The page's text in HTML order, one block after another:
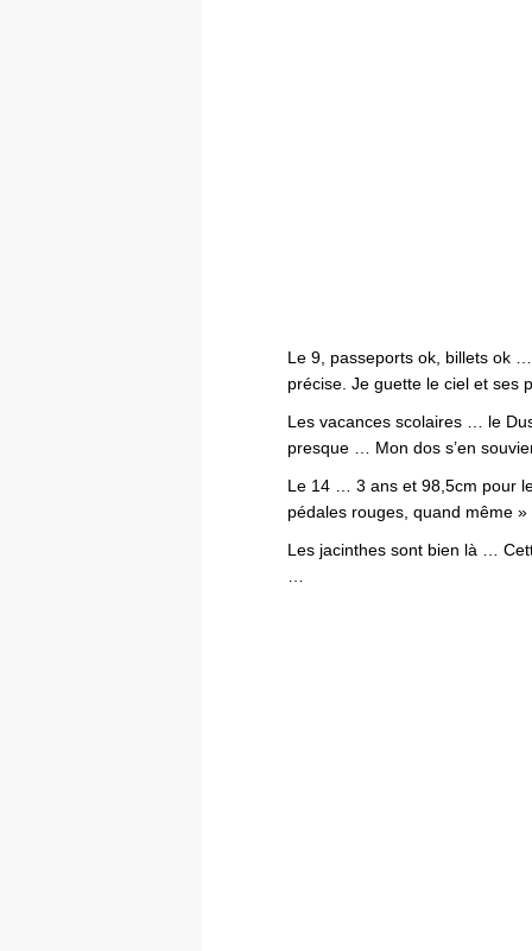
Le 9, passeports ok, billets ok
précise. Je guette le ciel et ses
Les vacances scolaires … le
presque … Mon dos s’en
Le 14 … 3 ans et 98,5cm pour
pédales rouges, quand même »
Les jacinthes sont bien là …